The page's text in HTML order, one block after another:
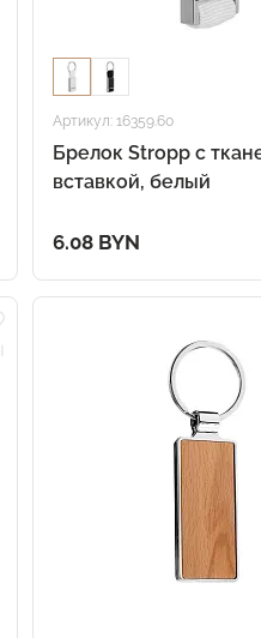
Артикул: 16359.60
Брелок Stropp с
вставкой, белый
6.08 BYN